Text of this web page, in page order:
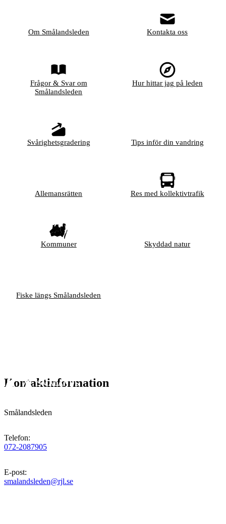
Om Smålandsleden Kontakta oss
Frågor & Svar om
Smålandsleden
Hur hittar jag på leden
Svårighetsgradering Tips inför din vandring
Allemansrätten Res med kollektivtrafik
Kommuner Skyddad natur
Fiske längs Smålandsleden
Kontaktinformation
Smålandsleden
Telefon:
072-2087905
E-post:
smalandsleden@rjl.se